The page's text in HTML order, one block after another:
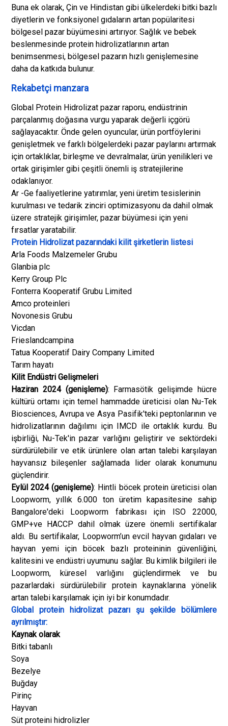
Buna ek olarak, Çin ve Hindistan gibi ülkelerdeki bitki bazlı
diyetlerin ve fonksiyonel gıdaların artan popülaritesi
bölgesel pazar büyümesini artırıyor. Sağlık ve bebek
beslenmesinde protein hidrolizatlarının artan
benimsenmesi, bölgesel pazarın hızlı genişlemesine
daha da katkıda bulunur.
Rekabetçi manzara
Global Protein Hidrolizat pazar raporu, endüstrinin
parçalanmış doğasına vurgu yaparak değerli içgörü
sağlayacaktır. Önde gelen oyuncular, ürün portföylerini
genişletmek ve farklı bölgelerdeki pazar paylarını artırmak
için ortaklıklar, birleşme ve devralmalar, ürün yenilikleri ve
ortak girişimler gibi çeşitli önemli iş stratejilerine
odaklanıyor.
Ar -Ge faaliyetlerine yatırımlar, yeni üretim tesislerinin
kurulması ve tedarik zinciri optimizasyonu da dahil olmak
üzere stratejik girişimler, pazar büyümesi için yeni
fırsatlar yaratabilir.
Protein Hidrolizat pazarındaki kilit şirketlerin listesi
Arla Foods Malzemeler Grubu
Glanbia plc
Kerry Group Plc
Fonterra Kooperatif Grubu Limited
Amco proteinleri
Novonesis Grubu
Vicdan
Frieslandcampina
Tatua Kooperatif Dairy Company Limited
Tarım hayatı
Kilit Endüstri Gelişmeleri
Haziran 2024 (genişleme): Farmasötik gelişimde hücre
kültürü ortamı için temel hammadde üreticisi olan Nu-Tek
Biosciences, Avrupa ve Asya Pasifik'teki peptonlarının ve
hidrolizatlarının dağılımı için IMCD ile ortaklık kurdu. Bu
işbirliği, Nu-Tek'in pazar varlığını geliştirir ve sektördeki
sürdürülebilir ve etik ürünlere olan artan talebi karşılayan
hayvansız bileşenler sağlamada lider olarak konumunu
güçlendirir.
Eylül 2024 (genişleme): Hintli böcek protein üreticisi olan
Loopworm, yıllık 6.000 ton üretim kapasitesine sahip
Bangalore'deki Loopworm fabrikası için ISO 22000,
GMP+ve HACCP dahil olmak üzere önemli sertifikalar
aldı. Bu sertifikalar, Loopworm’un evcil hayvan gıdaları ve
hayvan yemi için böcek bazlı proteininin güvenliğini,
kalitesini ve endüstri uyumunu sağlar. Bu kimlik bilgileri ile
Loopworm, küresel varlığını güçlendirmek ve bu
pazarlardaki sürdürülebilir protein kaynaklarına yönelik
artan talebi karşılamak için iyi bir konumdadır.
Global protein hidrolizat pazarı şu şekilde bölümlere
ayrılmıştır:
Kaynak olarak
Bitki tabanlı
Soya
Bezelye
Buğday
Pirinç
Hayvan
Süt proteini hidrolizler